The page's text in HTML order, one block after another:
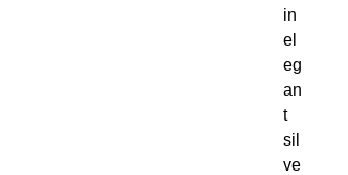
in
el
eg
an
t
sil
ve